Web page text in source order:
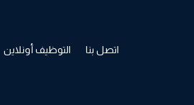
اتصل بنا التوظيف أونلاين